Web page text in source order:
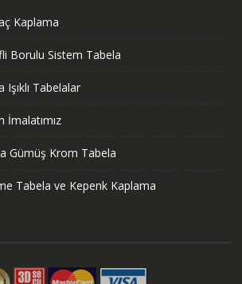
Kaplama
Borulu Sistem Tabela
Tabelalar
İmalatımız
Gümüş Krom Tabela
Tabela ve Kepenk Kaplama